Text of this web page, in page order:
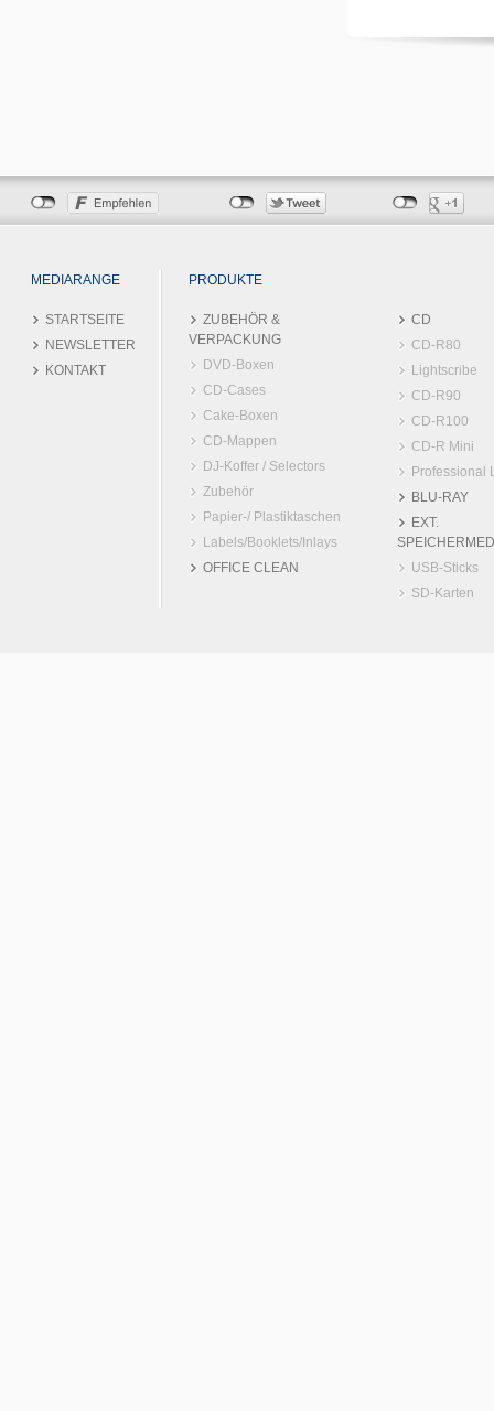
MEDIARANGE PRODUKTE
STARTSEITE
NEWSLETTER
KONTAKT
ZUBEHÖR &
VERPACKUNG
DVD-Boxen
CD-Cases
Cake-Boxen
CD-Mappen
DJ-Koffer / Selectors
Zubehör
Papier-/ Plastiktaschen
Labels/Booklets/Inlays
OFFICE CLEAN
CD
CD-R80
Lightscribe
CD-R90
CD-R100
CD-R Mini
Professional
BLU-RAY
EXT.
USB-Sticks
SD-Karten